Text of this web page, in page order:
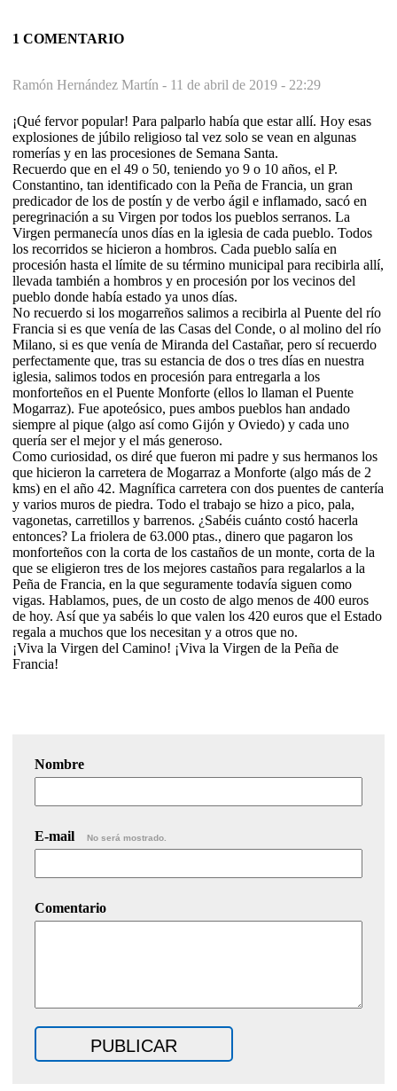
1 COMENTARIO
Ramón Hernández Martín - 11 de abril de 2019 - 22:29
¡Qué fervor popular! Para palparlo había que estar allí. Hoy esas
explosiones de júbilo religioso tal vez solo se vean en algunas
romerías y en las procesiones de Semana Santa.
Recuerdo que en el 49 o 50, teniendo yo 9 o 10 años, el P.
Constantino, tan identificado con la Peña de Francia, un gran
predicador de los de postín y de verbo ágil e inflamado, sacó en
peregrinación a su Virgen por todos los pueblos serranos. La
Virgen permanecía unos días en la iglesia de cada pueblo. Todos
los recorridos se hicieron a hombros. Cada pueblo salía en
procesión hasta el límite de su término municipal para recibirla allí,
llevada también a hombros y en procesión por los vecinos del
pueblo donde había estado ya unos días.
No recuerdo si los mogarreños salimos a recibirla al Puente del río
Francia si es que venía de las Casas del Conde, o al molino del río
Milano, si es que venía de Miranda del Castañar, pero sí recuerdo
perfectamente que, tras su estancia de dos o tres días en nuestra
iglesia, salimos todos en procesión para entregarla a los
monforteños en el Puente Monforte (ellos lo llaman el Puente
Mogarraz). Fue apoteósico, pues ambos pueblos han andado
siempre al pique (algo así como Gijón y Oviedo) y cada uno
quería ser el mejor y el más generoso.
Como curiosidad, os diré que fueron mi padre y sus hermanos los
que hicieron la carretera de Mogarraz a Monforte (algo más de 2
kms) en el año 42. Magnífica carretera con dos puentes de cantería
y varios muros de piedra. Todo el trabajo se hizo a pico, pala,
vagonetas, carretillos y barrenos. ¿Sabéis cuánto costó hacerla
entonces? La friolera de 63.000 ptas., dinero que pagaron los
monforteños con la corta de los castaños de un monte, corta de la
que se eligieron tres de los mejores castaños para regalarlos a la
Peña de Francia, en la que seguramente todavía siguen como
vigas. Hablamos, pues, de un costo de algo menos de 400 euros
de hoy. Así que ya sabéis lo que valen los 420 euros que el Estado
regala a muchos que los necesitan y a otros que no.
¡Viva la Virgen del Camino! ¡Viva la Virgen de la Peña de
Francia!
Nombre
E-mail No será mostrado.
Comentario